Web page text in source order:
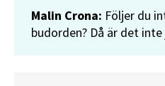
Malin Crona: Följer du
budorden? Då är det